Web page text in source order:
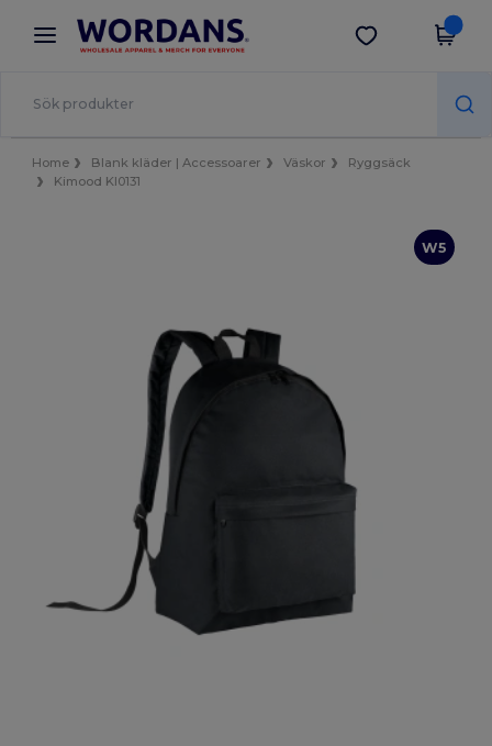
× Wordans-app
Bättre priser i appen!
Hämta app
Home Blank kläder | Accessoarer Väskor
Ryggsäck
Kimood KI0131
W5